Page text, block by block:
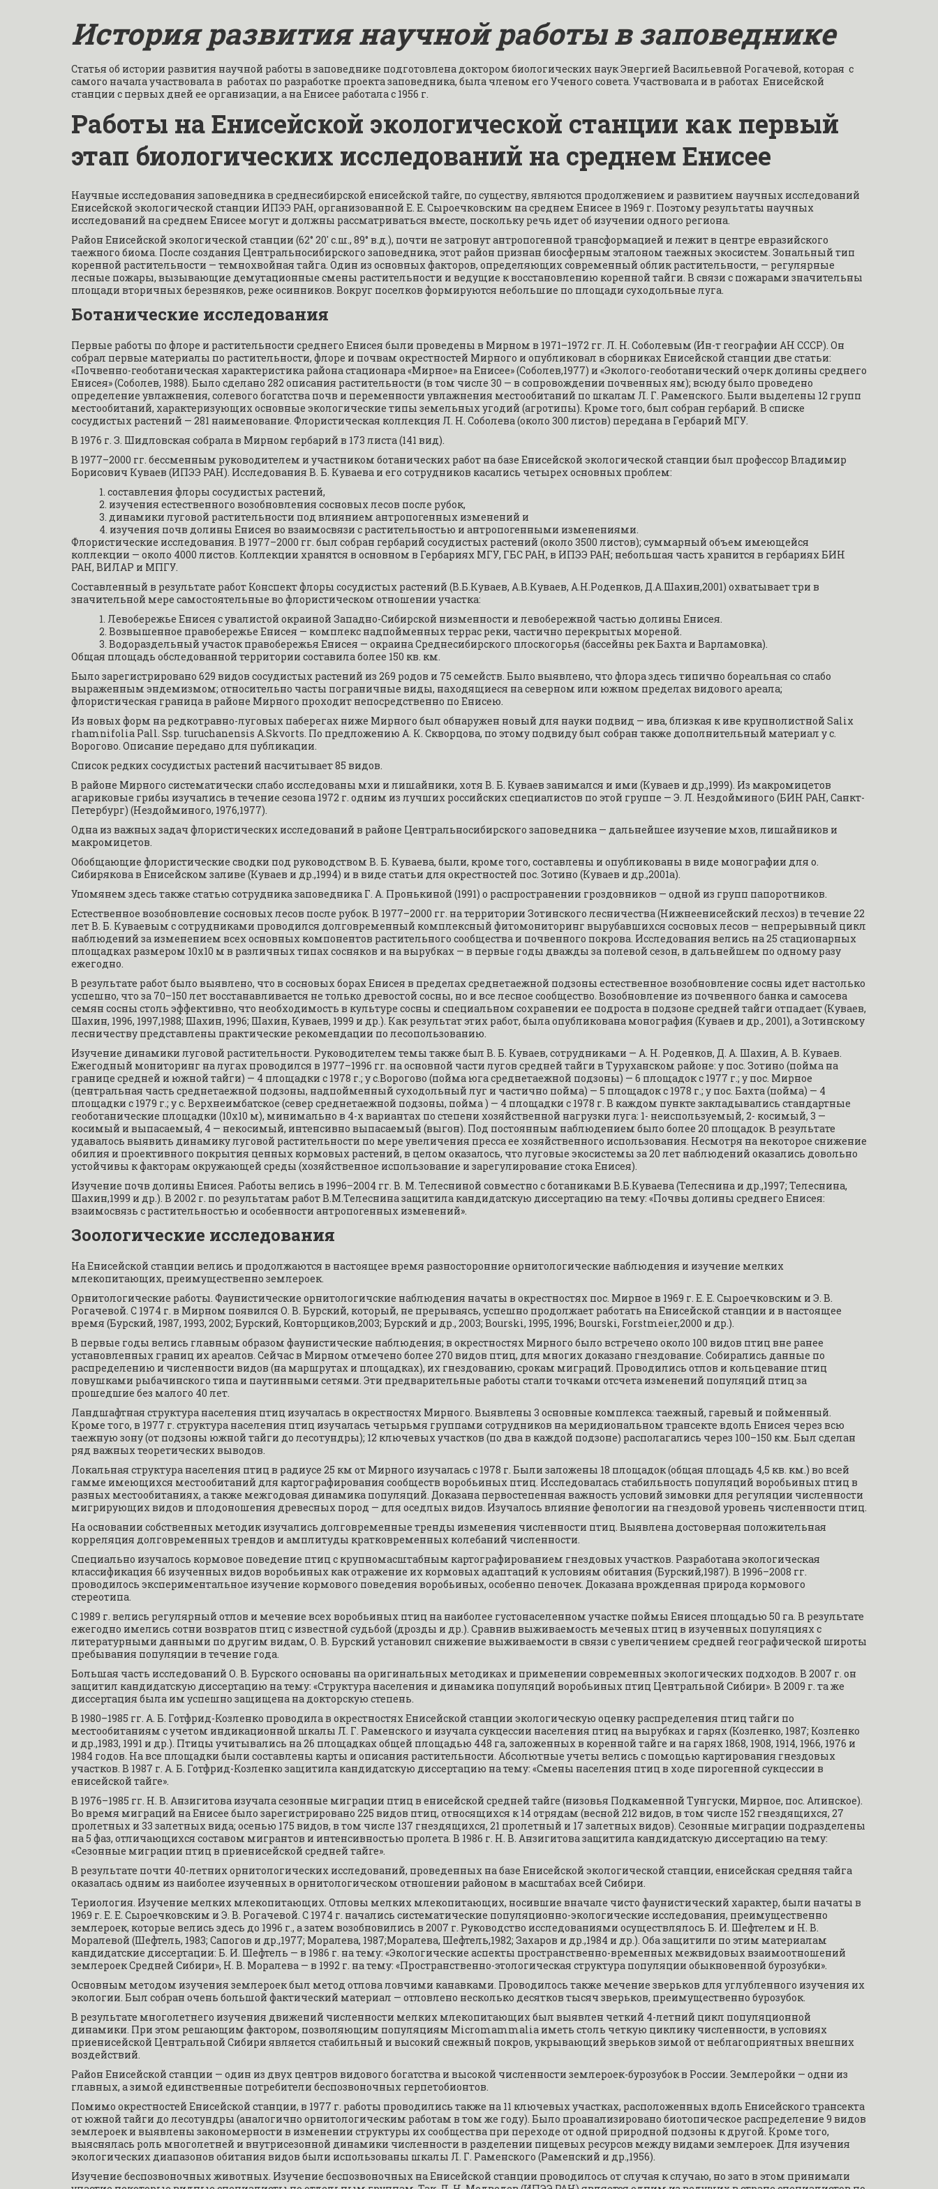
История развития научной работы в заповеднике
Статья об истории развития научной работы в заповеднике подготовлена доктором биологических наук Энергией Васильевной Рогачевой, которая  с
самого начала участвовала в  работах по разработке проекта заповедника, была членом его Ученого совета. Участвовала и в работах  Енисейской
станции с первых дней ее организации, а на Енисее работала с 1956 г.
Работы на Енисейской экологической станции как первый
этап биологических исследований на среднем Енисее
Научные исследования заповедника в среднесибирской енисейской тайге, по существу, являются продолжением и развитием научных исследований
Енисейской экологической станции ИПЭЭ РАН, организованной Е. Е. Сыроечковским на среднем Енисее в 1969 г. Поэтому результаты научных
исследований на среднем Енисее могут и должны рассматриваться вместе, поскольку речь идет об изучении одного региона.
Район Енисейской экологической станции (62° 20' с.ш., 89° в.д.), почти не затронут антропогенной трансформацией и лежит в центре евразийского
таежного биома. После создания Центральносибирского заповедника, этот район признан биосферным эталоном таежных экосистем. Зональный тип
коренной растительности — темнохвойная тайга. Один из основных факторов, определяющих современный облик растительности, — регулярные
лесные пожары, вызывающие демутационные смены растительности и ведущие к восстановлению коренной тайги. В связи с пожарами значительны
площади вторичных березняков, реже осинников. Вокруг поселков формируются небольшие по площади суходольные луга.
Ботанические исследования
Первые работы по флоре и растительности среднего Енисея были проведены в Мирном в 1971–1972 гг. Л. Н. Соболевым (Ин-т географии АН СССР). Он
собрал первые материалы по растительности, флоре и почвам окрестностей Мирного и опубликовал в сборниках Енисейской станции две статьи:
«Почвенно-геоботаническая характеристика района стационара «Мирное» на Енисее» (Соболев,1977) и «Эколого-геоботанический очерк долины среднего
Енисея» (Соболев, 1988). Было сделано 282 описания растительности (в том числе 30 — в сопровождении почвенных ям); всюду было проведено
определение увлажнения, солевого богатства почв и переменности увлажнения местообитаний по шкалам Л. Г. Раменского. Были выделены 12 групп
местообитаний, характеризующих основные экологические типы земельных угодий (агротипы). Кроме того, был собран гербарий. В списке
сосудистых растений — 281 наименование. Флористическая коллекция Л. Н. Соболева (около 300 листов) передана в Гербарий МГУ.
В 1976 г. З. Шидловская собрала в Мирном гербарий в 173 листа (141 вид).
В 1977–2000 гг. бессменным руководителем и участником ботанических работ на базе Енисейской экологической станции был профессор Владимир
Борисович Куваев (ИПЭЭ РАН). Исследования В. Б. Куваева и его сотрудников касались четырех основных проблем:
составления флоры сосудистых растений,
изучения естественного возобновления сосновых лесов после рубок,
динамики луговой растительности под влиянием антропогенных изменений и
изучения почв долины Енисея во взаимосвязи с растительностью и антропогенными изменениями.
Флористические исследования. В 1977–2000 гг. был собран гербарий сосудистых растений (около 3500 листов); суммарный объем имеющейся
коллекции — около 4000 листов. Коллекции хранятся в основном в Гербариях МГУ, ГБС РАН, в ИПЭЭ РАН; небольшая часть хранится в гербариях БИН
РАН, ВИЛАР и МПГУ.
Составленный в результате работ Конспект флоры сосудистых растений (В.Б.Куваев, А.В.Куваев, А.Н.Роденков, Д.А.Шахин,2001) охватывает три в
значительной мере самостоятельные во флористическом отношении участка:
Левобережье Енисея с увалистой окраиной Западно-Сибирской низменности и левобережной частью долины Енисея.
Возвышенное правобережье Енисея — комплекс надпойменных террас реки, частично перекрытых мореной.
Водораздельный участок правобережья Енисея — окраина Среднесибирского плоскогорья (бассейны рек Бахта и Варламовка).
Общая площадь обследованной территории составила более 150 кв. км.
Было зарегистрировано 629 видов сосудистых растений из 269 родов и 75 семейств. Было выявлено, что флора здесь типично бореальная со слабо
выраженным эндемизмом; относительно часты пограничные виды, находящиеся на северном или южном пределах видового ареала;
флористическая граница в районе Мирного проходит непосредственно по Енисею.
Из новых форм на редкотравно-луговых паберегах ниже Мирного был обнаружен новый для науки подвид — ива, близкая к иве крупнолистной Salix
rhamnifolia Pall. Ssp. turuchanensis A.Skvorts. По предложению А. К. Скворцова, по этому подвиду был собран также дополнительный материал у с.
Ворогово. Описание передано для публикации.
Список редких сосудистых растений насчитывает 85 видов.
В районе Мирного систематически слабо исследованы мхи и лишайники, хотя В. Б. Куваев занимался и ими (Куваев и др.,1999). Из макромицетов
агариковые грибы изучались в течение сезона 1972 г. одним из лучших российских специалистов по этой группе — Э. Л. Нездойминого (БИН РАН, Санкт-
Петербург) (Нездойминого, 1976,1977).
Одна из важных задач флористических исследований в районе Центральносибирского заповедника — дальнейшее изучение мхов, лишайников и
макромицетов.
Обобщающие флористические сводки под руководством В. Б. Куваева, были, кроме того, составлены и опубликованы в виде монографии для о.
Сибирякова в Енисейском заливе (Куваев и др.,1994) и в виде статьи для окрестностей пос. Зотино (Куваев и др.,2001а).
Упомянем здесь также статью сотрудника заповедника Г. А. Пронькиной (1991) о распространении гроздовников — одной из групп папоротников.
Естественное возобновление сосновых лесов после рубок. В 1977–2000 гг. на территории Зотинского лесничества (Нижнеенисейский лесхоз) в течение 22
лет В. Б. Куваевым с сотрудниками проводился долговременный комплексный фитомониторинг вырубавшихся сосновых лесов — непрерывный цикл
наблюдений за изменением всех основных компонентов растительного сообщества и почвенного покрова. Исследования велись на 25 стационарных
площадках размером 10х10 м в различных типах сосняков и на вырубках — в первые годы дважды за полевой сезон, в дальнейшем по одному разу
ежегодно.
В результате работ было выявлено, что в сосновых борах Енисея в пределах среднетаежной подзоны естественное возобновление сосны идет настолько
успешно, что за 70–150 лет восстанавливается не только древостой сосны, но и все лесное сообщество. Возобновление из почвенного банка и самосева
семян сосны столь эффективно, что необходимость в культуре сосны и специальном сохранении ее подроста в подзоне средней тайги отпадает (Куваев,
Шахин, 1996, 1997,1988; Шахин, 1996; Шахин, Куваев, 1999 и др.). Как результат этих работ, была опубликована монография (Куваев и др., 2001), а Зотинскому
лесничеству представлены практические рекомендации по лесопользованию.
Изучение динамики луговой растительности. Руководителем темы также был В. Б. Куваев, сотрудниками — А. Н. Роденков, Д. А. Шахин, А. В. Куваев.
Ежегодный мониторинг на лугах проводился в 1977–1996 гг. на основной части лугов средней тайги в Туруханском районе: у пос. Зотино (пойма на
границе средней и южной тайги) — 4 площадки с 1978 г.; у с.Ворогово (пойма юга среднетаежной подзоны) — 6 площадок с 1977 г.; у пос. Мирное
(центральная часть среднетаежной подзоны, надпойменный суходольный луг и частично пойма) — 5 площадок с 1978 г.; у пос. Бахта (пойма) — 4
площадки с 1979 г.; у с. Верхнеимбатское (север среднетаежной подзоны, пойма ) — 4 площадки с 1978 г. В каждом пункте закладывались стандартные
геоботанические площадки (10х10 м), минимально в 4-х вариантах по степени хозяйственной нагрузки луга: 1- неиспользуемый, 2- косимый, 3 —
косимый и выпасаемый, 4 — некосимый, интенсивно выпасаемый (выгон). Под постоянным наблюдением было более 20 площадок. В результате
удавалось выявить динамику луговой растительности по мере увеличения пресса ее хозяйственного использования. Несмотря на некоторое снижение
обилия и проективного покрытия ценных кормовых растений, в целом оказалось, что луговые экосистемы за 20 лет наблюдений оказались довольно
устойчивы к факторам окружающей среды (хозяйственное использование и зарегулирование стока Енисея).
Изучение почв долины Енисея. Работы велись в 1996–2004 гг. В. М. Телесниной совместно с ботаниками В.Б.Куваева (Телеснина и др.,1997; Телеснина,
Шахин,1999 и др.). В 2002 г. по результатам работ В.М.Телеснина защитила кандидатскую диссертацию на тему: «Почвы долины среднего Енисея:
взаимосвязь с растительностью и особенности антропогенных изменений».
Зоологические исследования
На Енисейской станции велись и продолжаются в настоящее время разносторонние орнитологические наблюдения и изучение мелких
млекопитающих, преимущественно землероек.
Орнитологические работы. Фаунистические орнитологичские наблюдения начаты в окрестностях пос. Мирное в 1969 г. Е. Е. Сыроечковским и Э. В.
Рогачевой. С 1974 г. в Мирном появился О. В. Бурский, который, не прерываясь, успешно продолжает работать на Енисейской станции и в настоящее
время (Бурский, 1987, 1993, 2002; Бурский, Конторщиков,2003; Бурский и др., 2003; Bourski, 1995, 1996; Bourski, Forstmeier,2000 и др.).
В первые годы велись главным образом фаунистические наблюдения; в окрестностях Мирного было встречено около 100 видов птиц вне ранее
установленных границ их ареалов. Сейчас в Мирном отмечено более 270 видов птиц, для многих доказано гнездование. Собирались данные по
распределению и численности видов (на маршрутах и площадках), их гнездованию, срокам миграций. Проводились отлов и кольцевание птиц
ловушками рыбачинского типа и паутинными сетями. Эти предварительные работы стали точками отсчета изменений популяций птиц за
прошедшие без малого 40 лет.
Ландшафтная структура населения птиц изучалась в окрестностях Мирного. Выявлены 3 основные комплекса: таежный, гаревый и пойменный.
Кроме того, в 1977 г. структура населения птиц изучалась четырьмя группами сотрудников на меридиональном трансекте вдоль Енисея через всю
таежную зону (от подзоны южной тайги до лесотундры); 12 ключевых участков (по два в каждой подзоне) располагались через 100–150 км. Был сделан
ряд важных теоретических выводов.
Локальная структура населения птиц в радиусе 25 км от Мирного изучалась с 1978 г. Были заложены 18 площадок (общая площадь 4,5 кв. км.) во всей
гамме имеющихся местообитаний для картографирования сообществ воробьиных птиц. Исследовалась стабильность популяций воробьиных птиц в
разных местообитаниях, а также межгодовая динамика популяций. Доказана первостепенная важность условий зимовки для регуляции численности
мигрирующих видов и плодоношения древесных пород — для оседлых видов. Изучалось влияние фенологии на гнездовой уровень численности птиц.
На основании собственных методик изучались долговременные тренды изменения численности птиц. Выявлена достоверная положительная
корреляция долговременных трендов и амплитуды кратковременных колебаний численности.
Специально изучалось кормовое поведение птиц с крупномасштабным картографированием гнездовых участков. Разработана экологическая
классификация 66 изученных видов воробьиных как отражение их кормовых адаптаций к условиям обитания (Бурский,1987). В 1996–2008 гг.
проводилось экспериментальное изучение кормового поведения воробьиных, особенно пеночек. Доказана врожденная природа кормового
стереотипа.
С 1989 г. велись регулярный отлов и мечение всех воробьиных птиц на наиболее густонаселенном участке поймы Енисея площадью 50 га. В результате
ежегодно имелись сотни возвратов птиц с известной судьбой (дрозды и др.). Сравнив выживаемость меченых птиц в изученных популяциях с
литературными данными по другим видам, О. В. Бурский установил снижение выживаемости в связи с увеличением средней географической широты
пребывания популяции в течение года.
Большая часть исследований О. В. Бурского основаны на оригинальных методиках и применении современных экологических подходов. В 2007 г. он
защитил кандидатскую диссертацию на тему: «Структура населения и динамика популяций воробьиных птиц Центральной Сибири». В 2009 г. та же
диссертация была им успешно защищена на докторскую степень.
В 1980–1985 гг. А. Б. Готфрид-Козленко проводила в окрестностях Енисейской станции экологическую оценку распределения птиц тайги по
местообитаниям с учетом индикационной шкалы Л. Г. Раменского и изучала сукцессии населения птиц на вырубках и гарях (Козленко, 1987; Козленко
и др.,1983, 1991 и др.). Птицы учитывались на 26 площадках общей площадью 448 га, заложенных в коренной тайге и на гарях 1868, 1908, 1914, 1966, 1976 и
1984 годов. На все площадки были составлены карты и описания растительности. Абсолютные учеты велись с помощью картирования гнездовых
участков. В 1987 г. А. Б. Готфрид-Козленко защитила кандидатскую диссертацию на тему: «Смены населения птиц в ходе пирогенной сукцессии в
енисейской тайге».
В 1976–1985 гг. Н. В. Анзигитова изучала сезонные миграции птиц в енисейской средней тайге (низовья Подкаменной Тунгуски, Мирное, пос. Алинское).
Во время миграций на Енисее было зарегистрировано 225 видов птиц, относящихся к 14 отрядам (весной 212 видов, в том числе 152 гнездящихся, 27
пролетных и 33 залетных вида; осенью 175 видов, в том числе 137 гнездящихся, 21 пролетный и 17 залетных видов). Сезонные миграции подразделены
на 5 фаз, отличающихся составом мигрантов и интенсивностью пролета. В 1986 г. Н. В. Анзигитова защитила кандидатскую диссертацию на тему:
«Сезонные миграции птиц в приенисейской средней тайге».
В результате почти 40-летних орнитологических исследований, проведенных на базе Енисейской экологической станции, енисейская средняя тайга
оказалась одним из наиболее изученных в орнитологическом отношении районом в масштабах всей Сибири.
Териология. Изучение мелких млекопитающих. Отловы мелких млекопитающих, носившие вначале чисто фаунистический характер, были начаты в
1969 г. Е. Е. Сыроечковским и Э. В. Рогачевой. С 1974 г. начались систематические популяционно-экологические исследования, преимущественно
землероек, которые велись здесь до 1996 г., а затем возобновились в 2007 г. Руководство исследованиями осуществлялось Б. И. Шефтелем и Н. В.
Моралевой (Шефтель, 1983; Сапогов и др.,1977; Моралева, 1987;Моралева, Шефтель,1982; Захаров и др.,1984 и др.). Оба защитили по этим материалам
кандидатские диссертации: Б. И. Шефтель — в 1986 г. на тему: «Экологические аспекты пространственно-временных межвидовых взаимоотношений
землероек Средней Сибири», Н. В. Моралева — в 1992 г. на тему: «Пространственно-этологическая структура популяции обыкновенной бурозубки».
Основным методом изучения землероек был метод отлова ловчими канавками. Проводилось также мечение зверьков для углубленного изучения их
экологии. Был собран очень большой фактический материал — отловлено несколько десятков тысяч зверьков, преимущественно бурозубок.
В результате многолетнего изучения движений численности мелких млекопитающих был выявлен четкий 4-летний цикл популяционной
динамики. При этом решающим фактором, позволяющим популяциям Micromammalia иметь столь четкую циклику численности, в условиях
приенисейской Центральной Сибири является стабильный и высокий снежный покров, укрывающий зверьков зимой от неблагоприятных внешних
воздействий.
Район Енисейской станции — один из двух центров видового богатства и высокой численности землероек-бурозубок в России. Землеройки — одни из
главных, а зимой единственные потребители беспозвоночных герпетобионтов.
Помимо окрестностей Енисейской станции, в 1977 г. работы проводились также на 11 ключевых участках, расположенных вдоль Енисейского трансекта
от южной тайги до лесотундры (аналогично орнитологическим работам в том же году). Было проанализировано биотопическое распределение 9 видов
землероек и выявлены закономерности в изменении структуры их сообщества при переходе от одной природной подзоны к другой. Кроме того,
выяснялась роль многолетней и внутрисезонной динамики численности в разделении пищевых ресурсов между видами землероек. Для изучения
экологических диапазонов обитания видов были использованы шкалы Л. Г. Раменского (Раменский и др.,1956).
Изучение беспозвоночных животных. Изучение беспозвоночных на Енисейской станции проводилось от случая к случаю, но зато в этом принимали